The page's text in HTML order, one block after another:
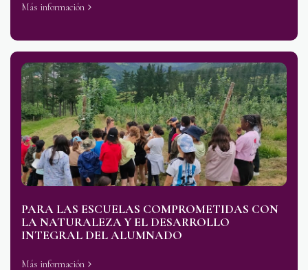
Más información
PARA LAS ESCUELAS COMPROMETIDAS CON
LA NATURALEZA Y EL DESARROLLO
INTEGRAL DEL ALUMNADO
Más información